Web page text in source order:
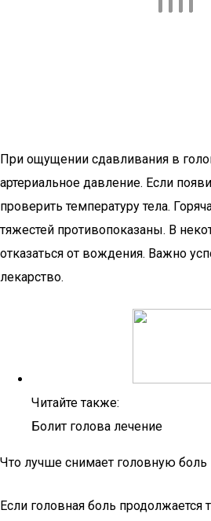
При ощущении сдавливания в
артериальное давление. Если
проверить температуру тела.
тяжестей противопоказаны. В
отказаться от вождения. Важно
лекарство.
Читайте также:
Болит голова лечение
Что лучше снимает головную боль
Если головная боль продолжается